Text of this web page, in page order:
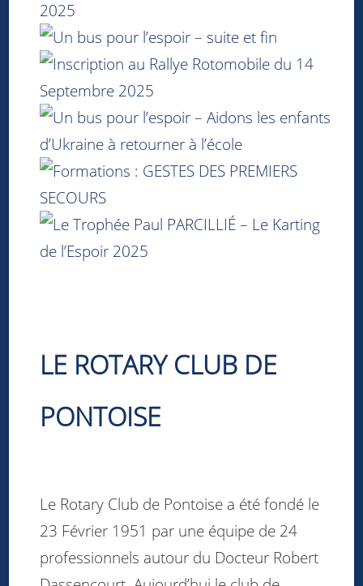
LE ROTARY CLUB DE
PONTOISE
Le Rotary Club de Pontoise a été fondé le
23 Février 1951 par une équipe de 24
professionnels autour du Docteur Robert